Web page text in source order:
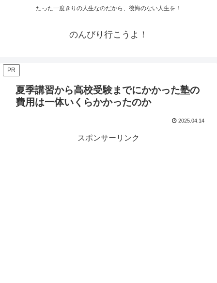
たった一度きりの人生なのだから、後悔のない人生を！
のんびり行こうよ！
PR
夏季講習から高校受験までにかかった塾の
費用は一体いくらかかったのか
2025.04.14
スポンサーリンク